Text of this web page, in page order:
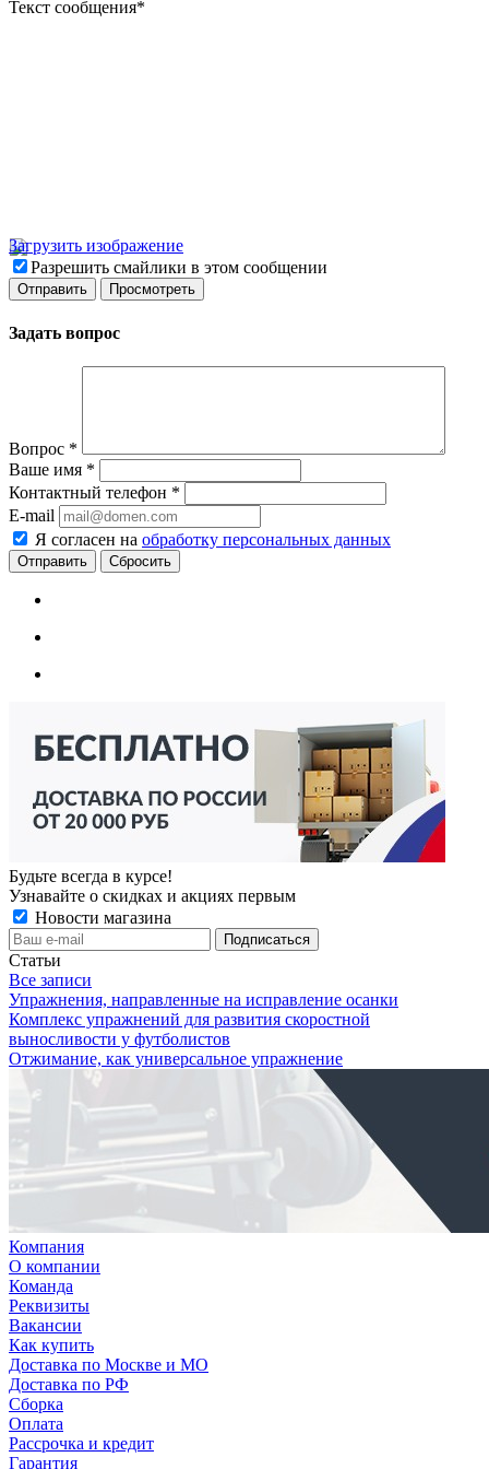
Текст сообщения*
Загрузить изображение
Разрешить смайлики в этом сообщении
Задать вопрос
Вопрос *
Ваше имя *
Контактный телефон *
E-mail
Я согласен на обработку персональных данных
Сбросить
Будьте всегда в курсе!
Узнавайте о скидках и акциях первым
Новости магазина
Статьи
Все записи
Упражнения, направленные на исправление осанки
Комплекс упражнений для развития скоростной
выносливости у футболистов
Отжимание, как универсальное упражнение
Компания
О компании
Команда
Реквизиты
Вакансии
Как купить
Доставка по Москве и МО
Доставка по РФ
Сборка
Оплата
Рассрочка и кредит
Гарантия